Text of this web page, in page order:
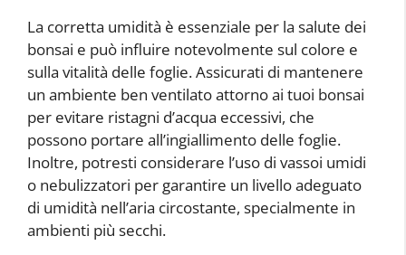
La corretta umidità è essenziale per la salute dei
bonsai e può influire notevolmente sul colore e
sulla vitalità delle foglie. Assicurati di mantenere
un ambiente ben ventilato attorno ai tuoi bonsai
per evitare ristagni d’acqua eccessivi, che
possono portare all’ingiallimento delle foglie.
Inoltre, potresti considerare l’uso di vassoi umidi
o nebulizzatori per garantire un livello adeguato
di umidità nell’aria circostante, specialmente in
ambienti più secchi.